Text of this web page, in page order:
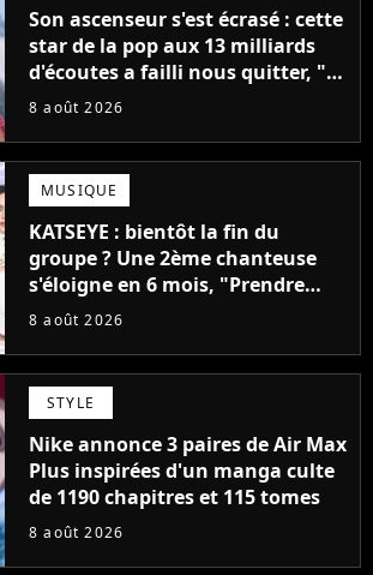
Son ascenseur s'est écrasé : cette
star de la pop aux 13 milliards
d'écoutes a failli nous quitter, "Je
pensais ne plus jamais chanter"
8 août 2026
MUSIQUE
KATSEYE : bientôt la fin du
groupe ? Une 2ème chanteuse
s'éloigne en 6 mois, "Prendre
cette décision n’a pas été facile"
8 août 2026
STYLE
Nike annonce 3 paires de Air Max
Plus inspirées d'un manga culte
de 1190 chapitres et 115 tomes
8 août 2026